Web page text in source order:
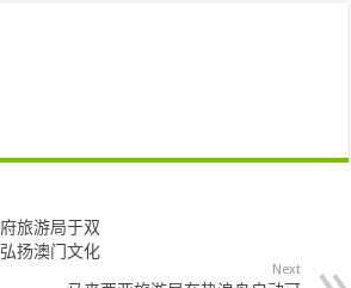
旅游局于双
扬澳门文化
Next